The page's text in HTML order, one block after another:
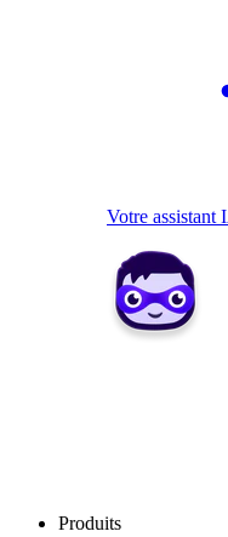
Votre assistant
Produits